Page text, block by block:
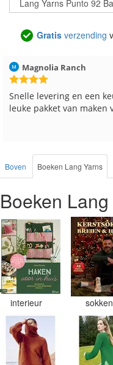
Gratis verzending
Hilde uit Loyers
Reeds meerdere keren
besteld, altijd heel
Boven Boeken Lang Yarns
Boeken
interieur sokken